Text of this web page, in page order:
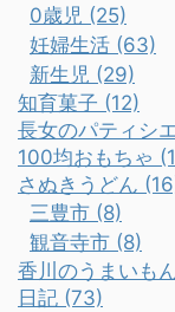
0歳児 (25)
妊婦生活 (63)
新生児 (29)
知育菓子 (12)
長女のパティシ
100均おもちゃ
さぬきうどん
三豊市 (8)
観音寺市 (8)
香川のうまいも
日記 (73)